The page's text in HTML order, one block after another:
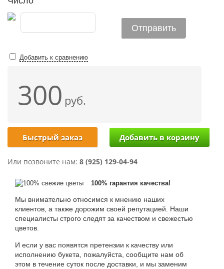
Добавить к сравнению
300 руб.
Быстрый заказ
Или позвоните нам: 8 (925) 129-04-94
100% гарантия качества!
Мы внимательно относимся к мнению наших
клиентов, а также дорожим своей репутацией. Наши
специалисты строго следят за качеством и свежестью
цветов.
И если у вас появятся претензии к качеству или
исполнению букета, пожалуйста, сообщите нам об
этом в течение суток после доставки, и мы заменим